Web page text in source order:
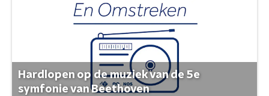
Hardlopen op de muziek van de 5e
symfonie van Beethoven